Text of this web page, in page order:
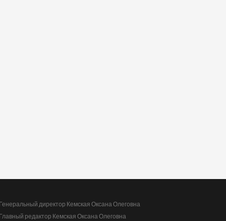
директор Кемская Оксана Олеговна
редактор Кемская Оксана Олеговна